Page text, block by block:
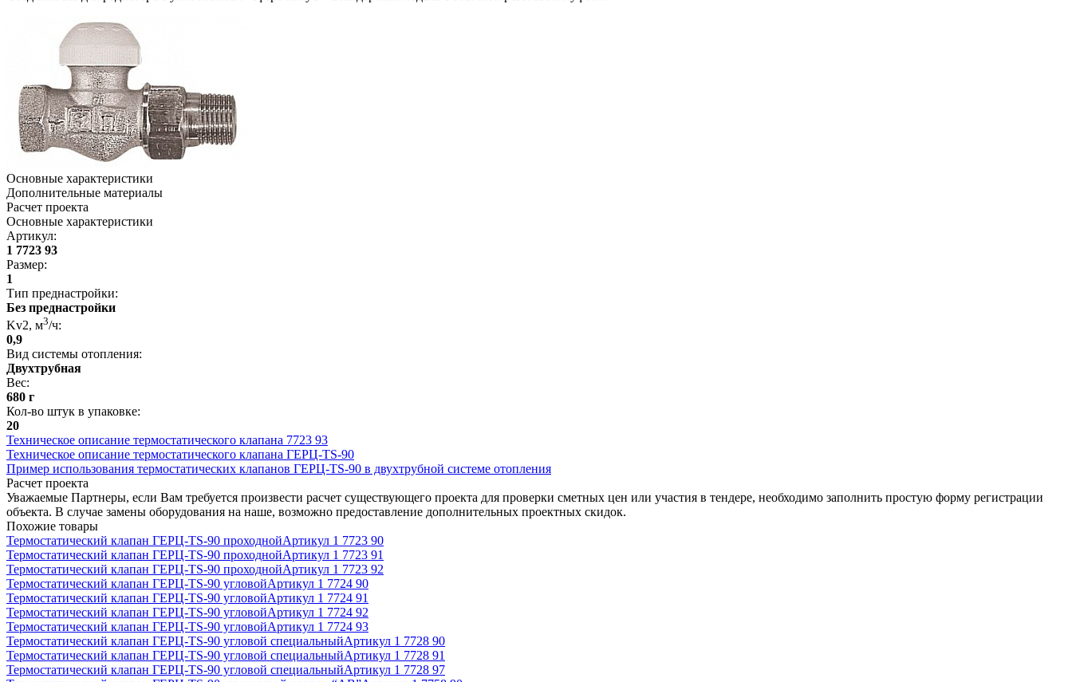
Основные характеристики
Дополнительные материалы
Расчет проекта
Основные характеристики
Артикул:
1 7723 93
Размер:
1
Тип преднастройки:
Без преднастройки
Kv2, м3/ч:
0,9
Вид системы отопления:
Двухтрубная
Вес:
680 г
Кол-во штук в упаковке:
20
Техническое описание термостатического клапана 7723 93
Техническое описание термостатического клапана ГЕРЦ-TS-90
Пример использования термостатических клапанов ГЕРЦ-TS-90 в двухтрубной системе отопления
Расчет проекта
Уважаемые Партнеры, если Вам требуется произвести расчет существующего проекта для проверки сметных цен или участия в тендере, необходимо заполнить простую форму регистрации
объекта. В случае замены оборудования на наше, возможно предоставление дополнительных проектных скидок.
Похожие товары
Термостатический клапан ГЕРЦ-TS-90 проходнойАртикул 1 7723 90
Термостатический клапан ГЕРЦ-TS-90 проходнойАртикул 1 7723 91
Термостатический клапан ГЕРЦ-TS-90 проходнойАртикул 1 7723 92
Термостатический клапан ГЕРЦ-TS-90 угловойАртикул 1 7724 90
Термостатический клапан ГЕРЦ-TS-90 угловойАртикул 1 7724 91
Термостатический клапан ГЕРЦ-TS-90 угловойАртикул 1 7724 92
Термостатический клапан ГЕРЦ-TS-90 угловойАртикул 1 7724 93
Термостатический клапан ГЕРЦ-TS-90 угловой специальныйАртикул 1 7728 90
Термостатический клапан ГЕРЦ-TS-90 угловой специальныйАртикул 1 7728 91
Термостатический клапан ГЕРЦ-TS-90 угловой специальныйАртикул 1 7728 97